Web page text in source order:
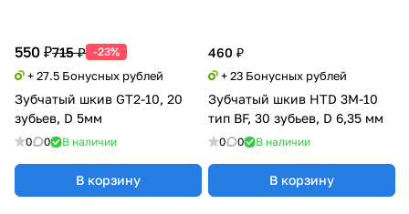
550 ₽715 ₽ -23%
+ 27.5 Бонусных рублей
Зубчатый шкив GT2-10, 20
зубьев, D 5мм
0 0 В наличии
В корзину
460 ₽
+ 23 Бонусных рублей
Зубчатый шкив HTD 3M-10
тип BF, 30 зубьев, D 6,35 мм
0 0 В наличии
В корзину